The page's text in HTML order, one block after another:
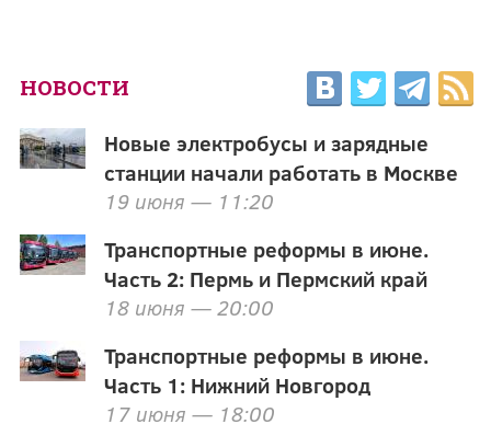
НОВОСТИ
Новые электробусы и зарядные
станции начали работать в Москве
19 июня — 11:20
Транспортные реформы в июне.
Часть 2: Пермь и Пермский край
18 июня — 20:00
Транспортные реформы в июне.
Часть 1: Нижний Новгород
17 июня — 18:00